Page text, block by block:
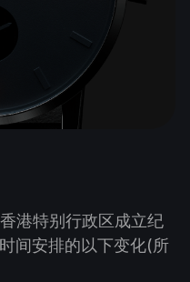
港特别行政区成立纪
间安排的以下变化(所